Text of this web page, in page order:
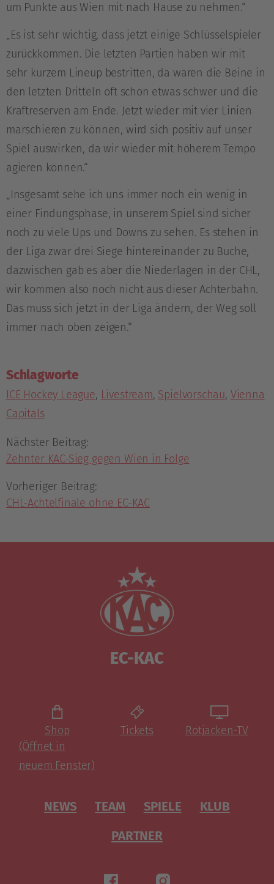
um Punkte aus Wien mit nach Hause zu nehmen.“
„Es ist sehr wichtig, dass jetzt einige Schlüsselspieler
zurückkommen. Die letzten Partien haben wir mit
sehr kurzem Lineup bestritten, da waren die Beine in
den letzten Dritteln oft schon etwas schwer und die
Kraftreserven am Ende. Jetzt wieder mit vier Linien
marschieren zu können, wird sich positiv auf unser
Spiel auswirken, da wir wieder mit höherem Tempo
agieren können.“
„Insgesamt sehe ich uns immer noch ein wenig in
einer Findungsphase, in unserem Spiel sind sicher
noch zu viele Ups und Downs zu sehen. Es stehen in
der Liga zwar drei Siege hintereinander zu Buche,
dazwischen gab es aber die Niederlagen in der CHL,
wir kommen also noch nicht aus dieser Achterbahn.
Das muss sich jetzt in der Liga ändern, der Weg soll
immer nach oben zeigen.“
Schlagworte
ICE Hockey League, Livestream, Spielvorschau, Vienna
Capitals
Nächster Beitrag:
Zehnter KAC-Sieg gegen Wien in Folge
Vorheriger Beitrag:
CHL-Achtelfinale ohne EC-KAC
EC-KAC
Shop
(Öffnet in
neuem Fenster)
Tickets Rotjacken-TV
NEWS TEAM SPIELE
KLUB
PARTNER